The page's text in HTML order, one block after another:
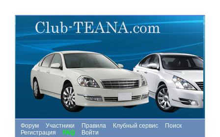
Форум Участники Правила Клубный сервис
Поиск
Регистрация
FAQ Войти